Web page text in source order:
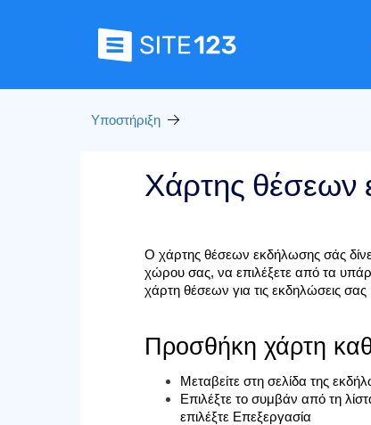
Υποστήριξη
Χάρτης θέσεων
Ο χάρτης θέσεων εκδήλωσης σάς
χώρου σας, να επιλέξετε από τα
χάρτη θέσεων για τις εκδηλώσεις σας
Προσθήκη χάρτη
Μεταβείτε στη σελίδα της
Επιλέξτε το συμβάν από τη
επιλέξτε Επεξεργασία